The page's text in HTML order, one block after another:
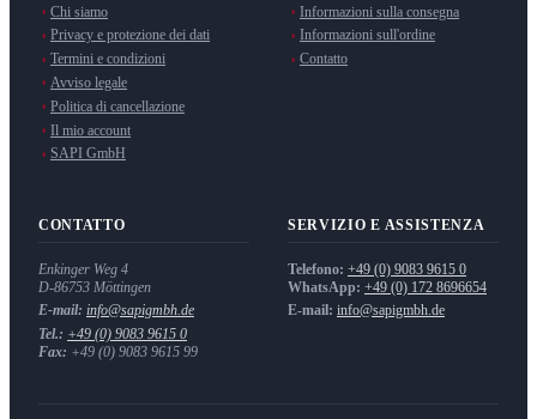
Chi siamo
Privacy e protezione dei dati
Termini e condizioni
Avviso legale
Politica di cancellazione
Il mio account
SAPI GmbH
Informazioni sulla consegna
Informazioni sull'ordine
Contatto
CONTATTO
Enkinger Weg 4
D-86753 Möttingen
E-mail: info@sapigmbh.de
Tel.: +49 (0) 9083 9615 0
Fax: +49 (0) 9083 9615 99
SERVIZIO E ASSISTENZA
Telefono: +49 (0) 9083 9615 0
WhatsApp: +49 (0) 172 8696654
E-mail: info@sapigmbh.de